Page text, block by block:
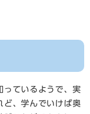
っているようで、実
ど、学んでいけば奥